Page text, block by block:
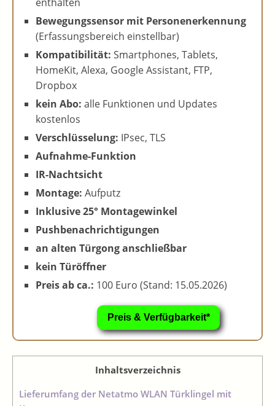
Bewegungssensor mit Personenerkennung
(Erfassungsbereich einstellbar)
Kompatibilität: Smartphones, Tablets,
HomeKit, Alexa, Google Assistant, FTP,
Dropbox
kein Abo: alle Funktionen und Updates
kostenlos
Verschlüsselung: IPsec, TLS
Aufnahme-Funktion
IR-Nachtsicht
Montage: Aufputz
Inklusive 25° Montagewinkel
Pushbenachrichtigungen
an alten Türgong anschließbar
kein Türöffner
Preis ab ca.: 100 Euro (Stand: 15.05.2026)
Preis & Verfügbarkeit*
Inhaltsverzeichnis
Lieferumfang der Netatmo WLAN Türklingel mit